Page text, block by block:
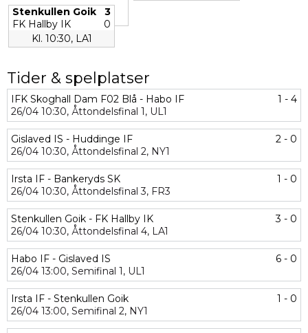
Stenkullen Goik
3
FK Hallby IK
0
Kl. 10:30, LA1
Tider & spelplatser
IFK Skoghall Dam F02 Blå - Habo IF
1 - 4
26/04 10:30, Åttondelsfinal 1, UL1
Gislaved IS - Huddinge IF
2 - 0
26/04 10:30, Åttondelsfinal 2, NY1
Irsta IF - Bankeryds SK
1 - 0
26/04 10:30, Åttondelsfinal 3, FR3
Stenkullen Goik - FK Hallby IK
3 - 0
26/04 10:30, Åttondelsfinal 4, LA1
Habo IF - Gislaved IS
6 - 0
26/04 13:00, Semifinal 1, UL1
Irsta IF - Stenkullen Goik
1 - 0
26/04 13:00, Semifinal 2, NY1